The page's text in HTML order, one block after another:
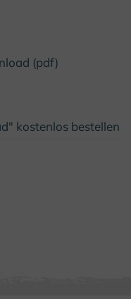
(pdf)
kostenlos bestellen